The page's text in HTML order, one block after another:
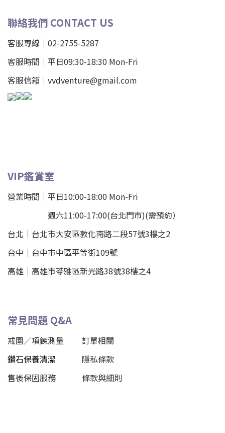
聯絡我們 CONTACT US
客服專線｜02-2755-5287
客服時間｜平日09:30-18:30 Mon-Fri
客服信箱｜vvdventure@gmail.com
VIP鑑賞室
營業時間｜平日10:00-18:00 Mon-Fri
週六11:00-17:00(台北門市)(需預約）
台北 ｜ 台北市大安區敦化南路二段57號3樓之2
台中｜ 台中市中區平等街109號
高雄｜ 高雄市苓雅區新光路38號38樓之4
常見問題 Q&A
戒圍／項鍊測量
訂單相關
鑽石保養清潔
隱私條款
售後保固服務
條款與細則